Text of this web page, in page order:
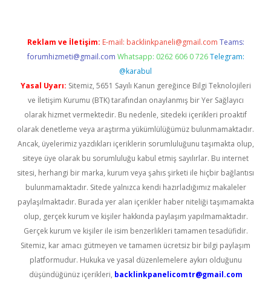
Reklam ve İletişim: E-mail: backlinkpaneli@gmail.com Teams:
forumhizmeti@gmail.com Whatsapp: 0262 606 0 726 Telegram:
@karabul
Yasal Uyarı: Sitemiz, 5651 Sayılı Kanun gereğince Bilgi Teknolojileri
ve İletişim Kurumu (BTK) tarafından onaylanmış bir Yer Sağlayıcı
olarak hizmet vermektedir. Bu nedenle, sitedeki içerikleri proaktif
olarak denetleme veya araştırma yükümlülüğümüz bulunmamaktadır.
Ancak, üyelerimiz yazdıkları içeriklerin sorumluluğunu taşımakta olup,
siteye üye olarak bu sorumluluğu kabul etmiş sayılırlar. Bu internet
sitesi, herhangi bir marka, kurum veya şahıs şirketi ile hiçbir bağlantısı
bulunmamaktadır. Sitede yalnızca kendi hazırladığımız makaleler
paylaşılmaktadır. Burada yer alan içerikler haber niteliği taşımamakta
olup, gerçek kurum ve kişiler hakkında paylaşım yapılmamaktadır.
Gerçek kurum ve kişiler ile isim benzerlikleri tamamen tesadüfidir.
Sitemiz, kar amacı gütmeyen ve tamamen ücretsiz bir bilgi paylaşım
platformudur. Hukuka ve yasal düzenlemelere aykırı olduğunu
düşündüğünüz içerikleri, backlinkpanelicomtr@gmail.com